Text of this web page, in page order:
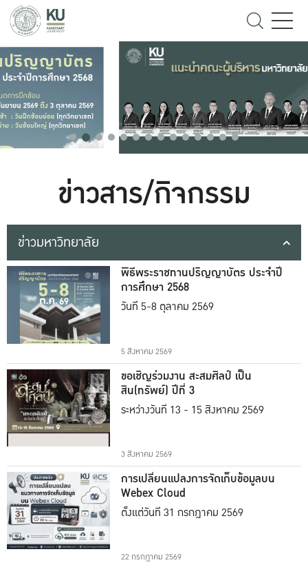
ข่าวสาร/กิจกรรม
ข่าวมหาวิทยาลัย
พิธีพระราชทานปริญญาบัตร ประจำปี
การศึกษา 2568
วันที่ 5-8 ตุลาคม 2569
5 สิงหาคม 2569
ขอเชิญร่วมงาน สะสมศิลป์ เป็น
สิน(ทรัพย์) ปีที่ 3
ระหว่างวันที่ 13 - 15 สิงหาคม 2569
3 สิงหาคม 2569
การเปลี่ยนแปลงการจัดเก็บข้อมูลบน
Webex Cloud
ตั้งแต่วันที่ 31 กรกฎาคม 2569
22 กรกฎาคม 2569